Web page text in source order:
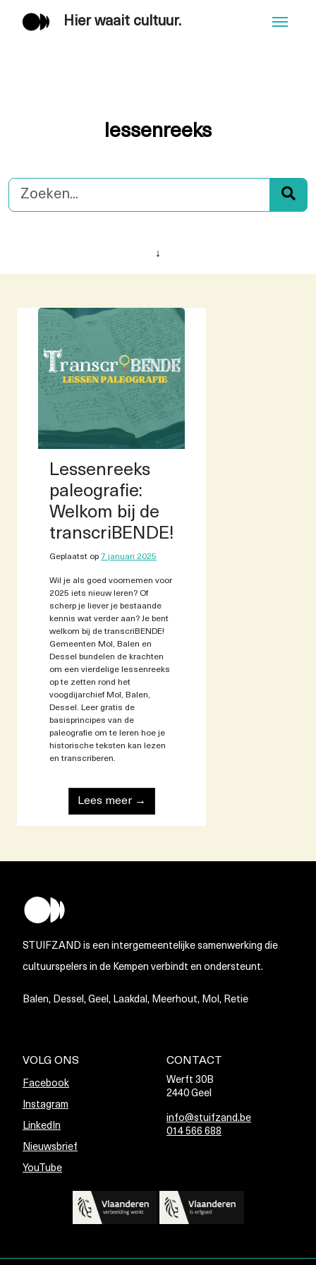
Hier waait cultuur. Menu
lessenreeks
↓
Lessenreeks
paleografie:
Welkom bij de
transcriBENDE!
Geplaatst op 7 januari 2025
Wil je als goed voornemen voor
2025 iets nieuw leren? Of
scherp je liever je bestaande
kennis wat verder aan? Je bent
welkom bij de transcriBENDE!
Gemeenten Mol, Balen en
Dessel bundelen de krachten
om een vierdelige lessenreeks
op te zetten rond het
voogdijarchief Mol, Balen,
Dessel. Leer gratis de
basisprincipes van de
paleografie om te leren hoe je
historische teksten kan lezen
en transcriberen.
Lees meer →
STUIFZAND is een intergemeentelijke samenwerking die
cultuurspelers in de Kempen verbindt en ondersteunt.
Balen, Dessel, Geel, Laakdal, Meerhout, Mol, Retie
VOLG ONS
Facebook
Instagram
LinkedIn
Nieuwsbrief
YouTube
CONTACT
Werft 30B
2440 Geel
info@stuifzand.be
014 566 688